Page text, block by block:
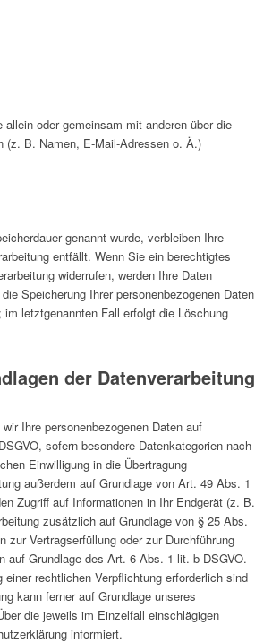
oder gemeinsam mit anderen über die
(z. B. Namen, E-Mail-Adressen o. Ä.)
genannt wurde, verbleiben Ihre
entfällt. Wenn Sie ein berechtigtes
widerrufen, werden Ihre Daten
Speicherung Ihrer personenbezogenen Daten
letztgenannten Fall erfolgt die Löschung
der Datenverarbeitung
Ihre personenbezogenen Daten auf
sofern besondere Datenkategorien nach
Einwilligung in die Übertragung
außerdem auf Grundlage von Art. 49 Abs. 1
Zugriff auf Informationen in Ihr Endgerät (z. B.
zusätzlich auf Grundlage von § 25 Abs.
zur Vertragserfüllung oder zur Durchführung
auf Grundlage des Art. 6 Abs. 1 lit. b DSGVO.
rechtlichen Verpflichtung erforderlich sind
kann ferner auf Grundlage unseres
die jeweils im Einzelfall einschlägigen
informiert.